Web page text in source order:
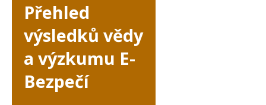
Přehled
výsledků vědy
a výzkumu E-
Bezpečí